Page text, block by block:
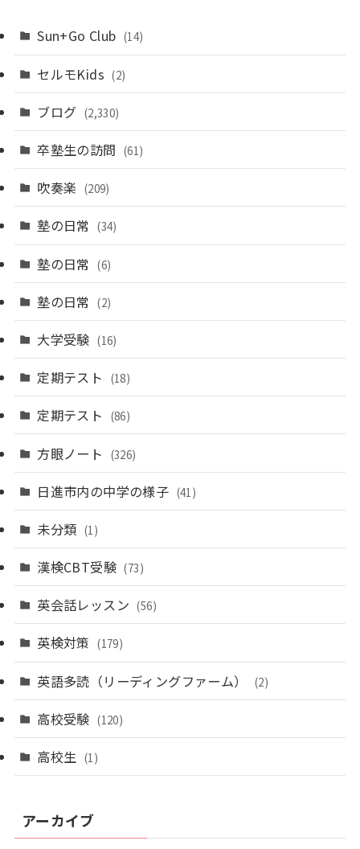
Sun+Go Club (14)
セルモKids (2)
ブログ (2,330)
卒塾生の訪問 (61)
吹奏楽 (209)
塾の日常 (34)
塾の日常 (6)
塾の日常 (2)
大学受験 (16)
定期テスト (18)
定期テスト (86)
方眼ノート (326)
日進市内の中学の様子 (41)
未分類 (1)
漢検CBT受験 (73)
英会話レッスン (56)
英検対策 (179)
英語多読（リーディングファーム） (2)
高校受験 (120)
高校生 (1)
アーカイブ